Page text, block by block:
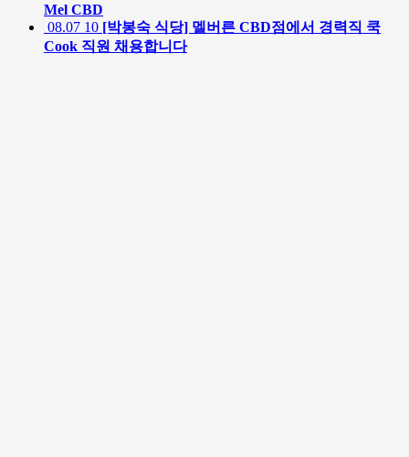
Mel CBD
08.07 10 [박봉숙 식당] 멜버른 CBD점에서 경력직 쿡
Cook 직원 채용합니다